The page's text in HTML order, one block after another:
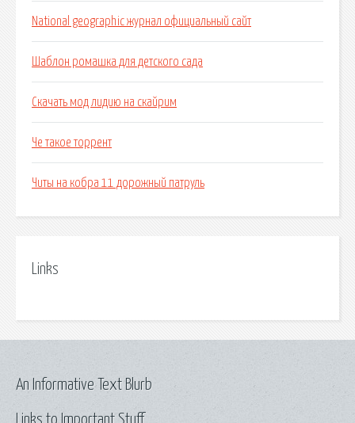
National geographic журнал официальный сайт
Шаблон ромашка для детского сада
Скачать мод лидию на скайрим
Че такое торрент
Читы на кобра 11 дорожный патруль
Links
Links to Important Stuff
An Informative Text Blurb